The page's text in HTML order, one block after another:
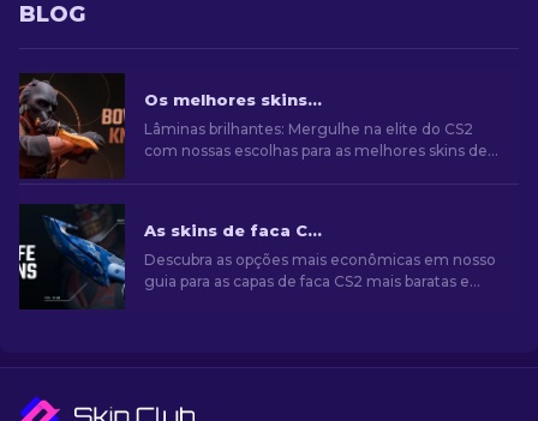
BLOG
Os melhores skins para facas Bowie no CS2
Lâminas brilhantes: Mergulhe na elite do CS2
com nossas escolhas para as melhores skins de
As skins de faca CS2 mais baratas [2026]
Descubra as opções mais econômicas em nosso
guia para as capas de faca CS2 mais baratas e